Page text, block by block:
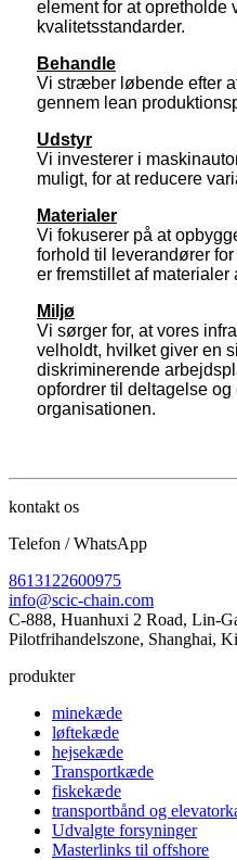
element for at opretholde
kvalitetsstandarder.
Behandle
Vi stræber løbende efter
gennem lean
Udstyr
Vi investerer i
muligt, for at reducere
Materialer
Vi fokuserer på at
forhold til leverandører
er fremstillet af materialer
Miljø
Vi sørger for, at vores
velholdt, hvilket giver en
diskriminerende
opfordrer til deltagelse
organisationen.
kontakt os
Telefon / WhatsApp
8613122600975
info@scic-chain.com
C-888, Huanhuxi 2 Road, Lin-
Pilotfrihandelszone, Shanghai,
produkter
minekæde
løftekæde
hejsekæde
Transportkæde
fiskekæde
transportbånd og
Udvalgte forsyninger
Masterlinks til offshore